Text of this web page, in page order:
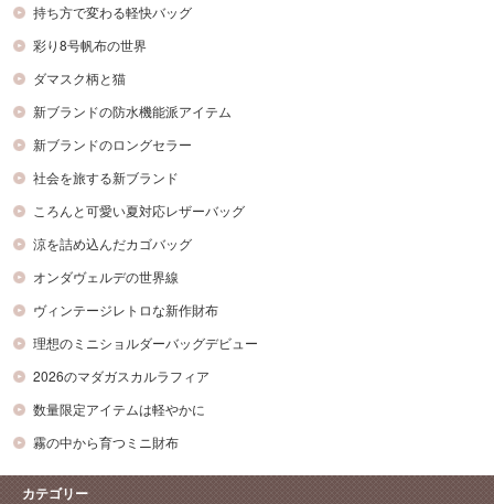
持ち方で変わる軽快バッグ
彩り8号帆布の世界
ダマスク柄と猫
新ブランドの防水機能派アイテム
新ブランドのロングセラー
社会を旅する新ブランド
ころんと可愛い夏対応レザーバッグ
涼を詰め込んだカゴバッグ
オンダヴェルデの世界線
ヴィンテージレトロな新作財布
理想のミニショルダーバッグデビュー
2026のマダガスカルラフィア
数量限定アイテムは軽やかに
霧の中から育つミニ財布
カテゴリー